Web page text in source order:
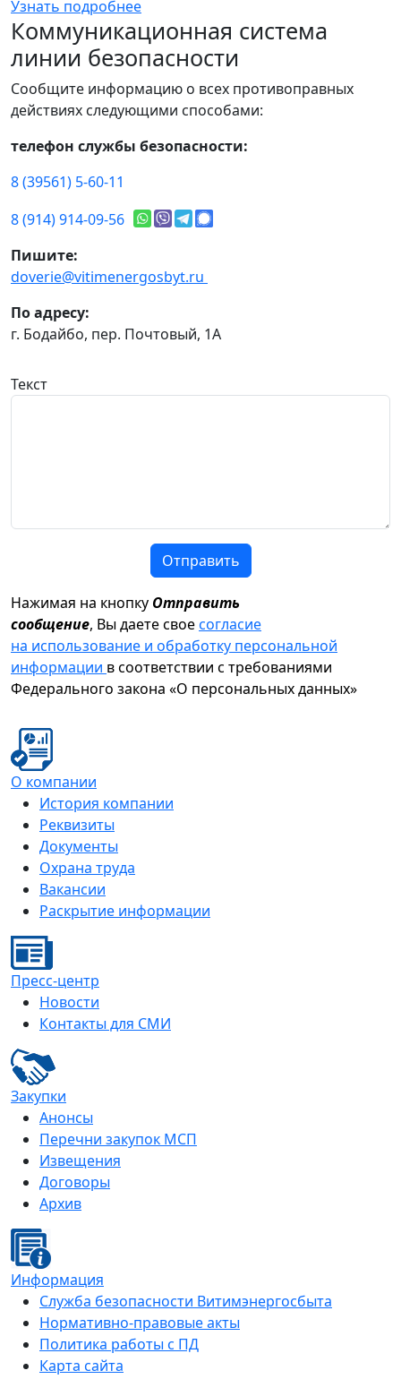
Узнать подробнее
Коммуникационная система
линии безопасности
Сообщите информацию о всех противоправных
действиях следующими способами:
телефон службы безопасности:
8 (39561) 5-60-11
8 (914) 914-09-56
Пишите:
doverie@vitimenergosbyt.ru
По адресу:
г. Бодайбо, пер. Почтовый, 1А
Текст
Отправить
Нажимая на кнопку Отправить
сообщение, Вы даете своесогласие
на использование и обработку персональной
информации в соответствии с требованиями
Федерального закона «О персональных данных»
О компании
История компании
Реквизиты
Документы
Охрана труда
Вакансии
Раскрытие информации
Пресс-центр
Новости
Контакты для СМИ
Закупки
Анонсы
Перечни закупок МСП
Извещения
Договоры
Архив
Информация
Служба безопасности Витимэнергосбыта
Нормативно-правовые акты
Политика работы с ПД
Карта сайта